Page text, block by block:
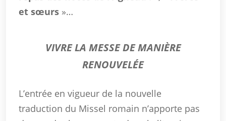
et sœurs »…
VIVRE LA MESSE DE MANIÈRE
RENOUVELÉE
L’entrée en vigueur de la nouvelle
traduction du Missel romain n’apporte pas